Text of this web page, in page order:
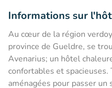
Informations sur
Au cœur de la région
province de Gueldre, se
Avenarius; un hôtel
confortables et
aménagées pour passer un